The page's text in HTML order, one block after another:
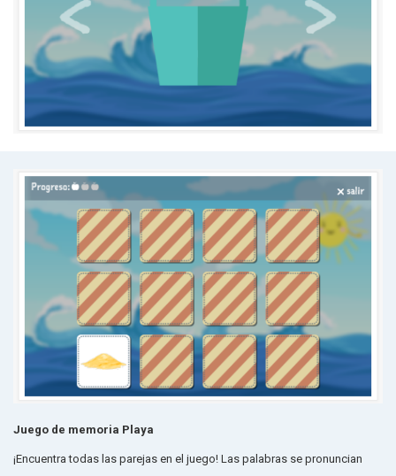
Juego de memoria Playa
¡Encuentra todas las parejas en el juego! Las palabras se pronuncian